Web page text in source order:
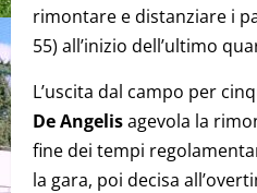
rimontare e distanziare i
55) all’inizio dell’ultimo
L’uscita dal campo per
De Angelisagevola la
fine dei tempi
la gara, poi decisa